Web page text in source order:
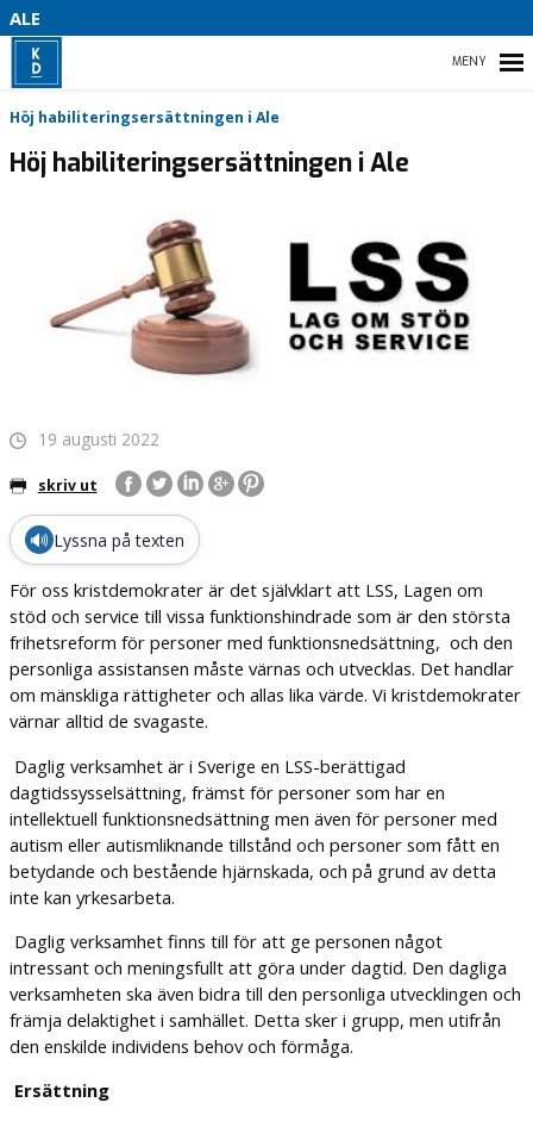
ALE
HEM
KONTAKTA OSS
Höj habiliteringsersättningen i Ale
Höj habiliteringsersättningen i Ale
19 augusti 2022
skriv ut
🔊 Lyssna på texten
För oss kristdemokrater är det självklart att LSS, Lagen om
stöd och service till vissa funktionshindrade som är den största
frihetsreform för personer med funktionsnedsättning, och den
personliga assistansen måste värnas och utvecklas. Det handlar
om mänskliga rättigheter och allas lika värde. Vi kristdemokrater
värnar alltid de svagaste.
Daglig verksamhet är i Sverige en LSS-berättigad
dagtidssysselsättning, främst för personer som har en
intellektuell funktionsnedsättning men även för personer med
autism eller autismliknande tillstånd och personer som fått en
betydande och bestående hjärnskada, och på grund av detta
inte kan yrkesarbeta.
Daglig verksamhet finns till för att ge personen något
intressant och meningsfullt att göra under dagtid. Den dagliga
verksamheten ska även bidra till den personliga utvecklingen och
främja delaktighet i samhället. Detta sker i grupp, men utifrån
den enskilde individens behov och förmåga.
Ersättning